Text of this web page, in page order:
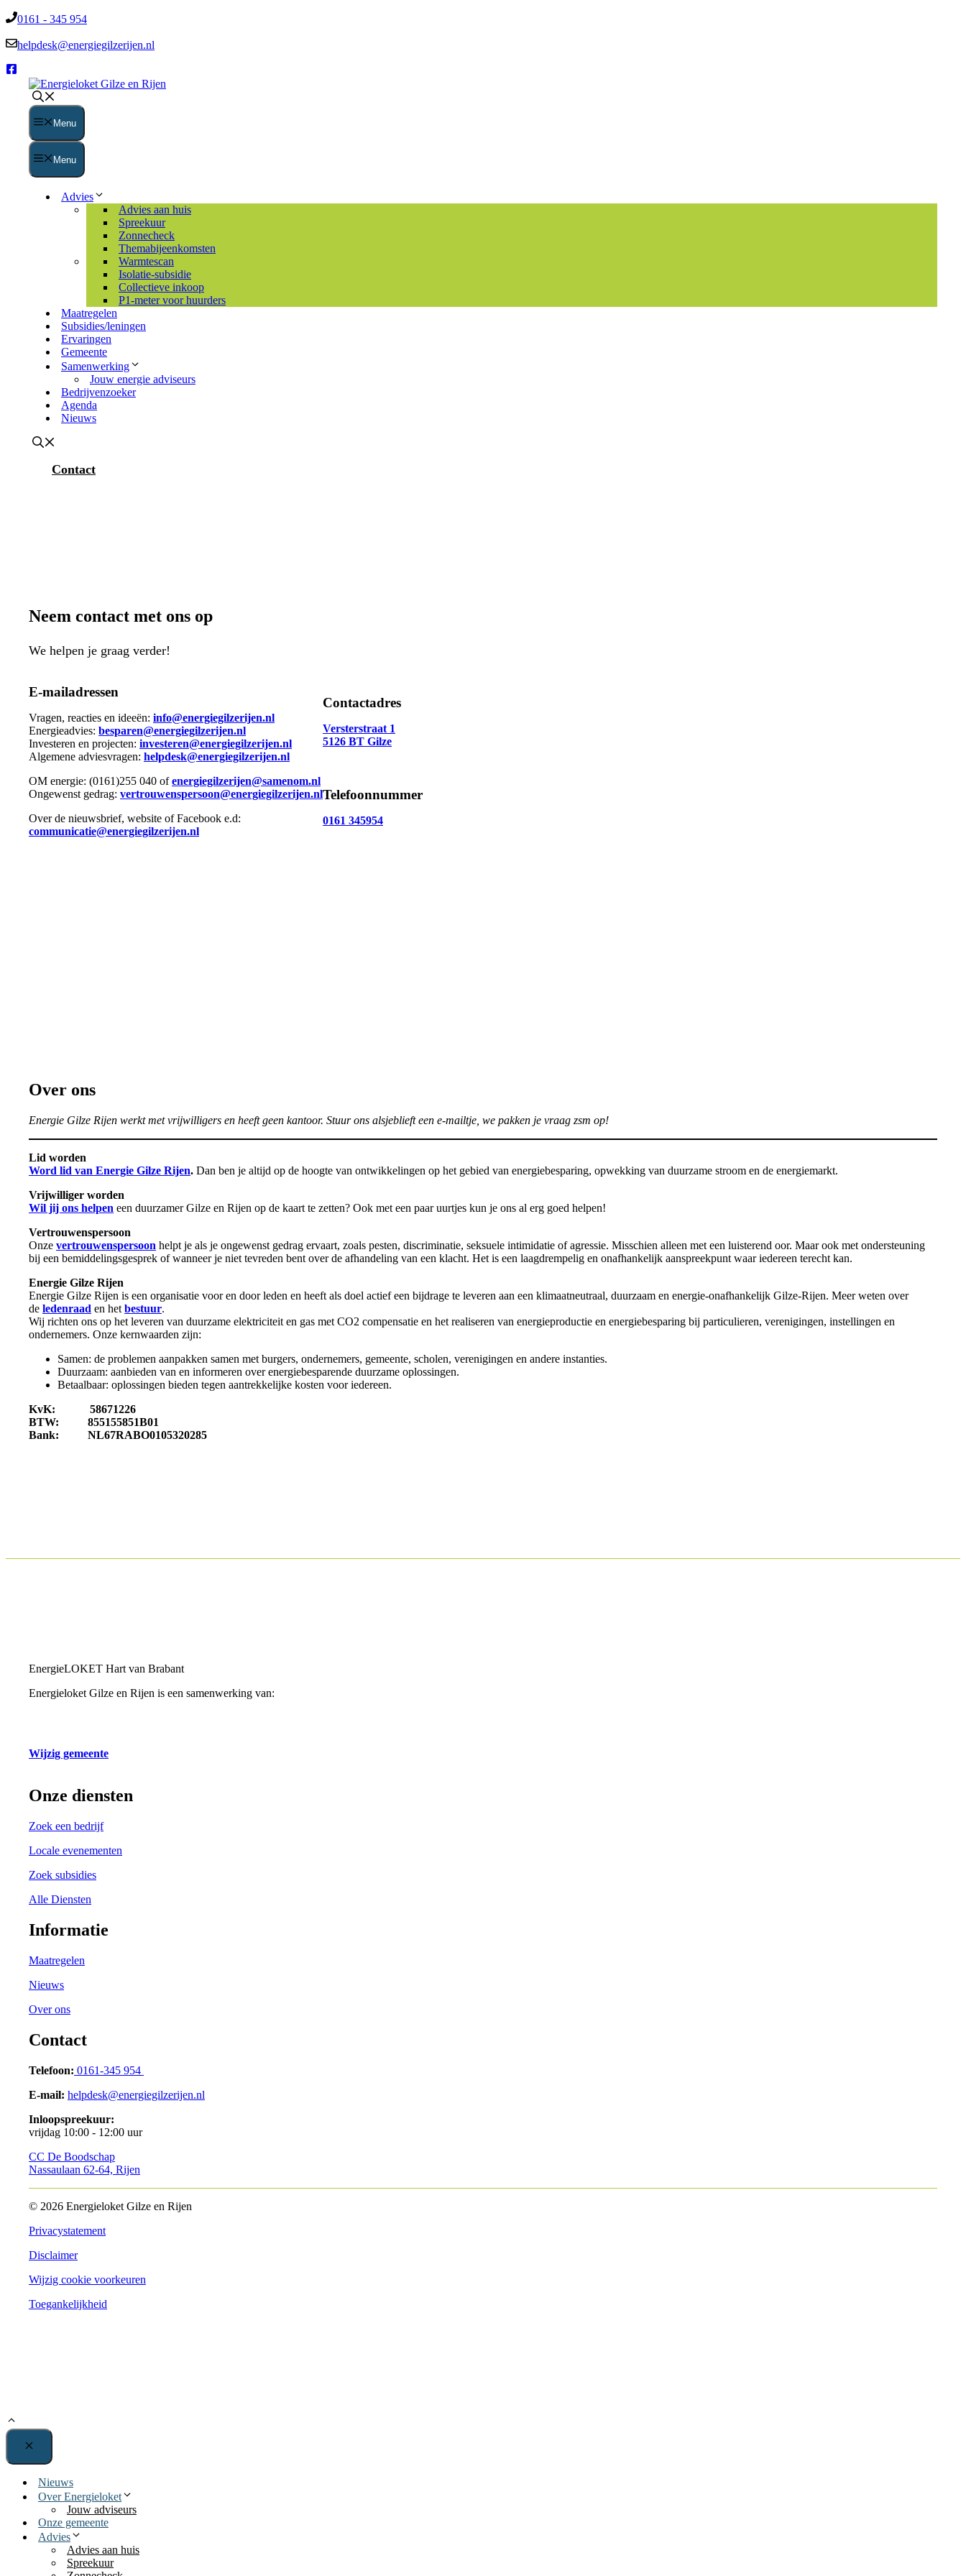
Ga
navigatie
Naar
springen
0161 - 345 954
helpdesk@energiegilzerijen.nl
Menu
Menu
Advies
Advies aan huis
Spreekuur
Zonnecheck
Themabijeenkomsten
Warmtescan
Isolatie-subsidie
Collectieve inkoop
P1-meter voor huurders
Maatregelen
Subsidies/leningen
Ervaringen
Gemeente
Samenwerking
Jouw energie adviseurs
Bedrijvenzoeker
Agenda
Nieuws
Contact
Neem contact met ons op
We helpen je graag verder!
E-mailadressen
Vragen, reacties en ideeën: info@energiegilzerijen.nl
Energieadvies: besparen@energiegilzerijen.nl
Investeren en projecten: investeren@energiegilzerijen.nl
Algemene adviesvragen: helpdesk@energiegilzerijen.nl
OM energie: (0161)255 040 ofenergiegilzerijen@samenom.nl
Ongewenst gedrag: vertrouwenspersoon@energiegilzerijen.nl
Over de nieuwsbrief, website of Facebook e.d:
communicatie@energiegilzerijen.nl
Contactadres
Versterstraat 1
5126 BT Gilze
Telefoonnummer
0161 345954
Over ons
Energie Gilze Rijen werkt met vrijwilligers en heeft geen kantoor. Stuur ons alsjeblieft een e-mailtje, we pakken je vraag zsm op!
Lid worden
Word lid van Energie Gilze Rijen. Dan ben je altijd op de hoogte van ontwikkelingen op het gebied van energiebesparing, opwekking van duurzame stroom en de energiemarkt.
Vrijwilliger worden
Wil jij ons helpen een duurzamer Gilze en Rijen op de kaart te zetten? Ook met een paar uurtjes kun je ons al erg goed helpen!
Vertrouwenspersoon
Onze vertrouwenspersoon helpt je als je ongewenst gedrag ervaart, zoals pesten, discriminatie, seksuele intimidatie of agressie. Misschien alleen met een luisterend oor. Maar ook met ondersteuning
bij een bemiddelingsgesprek of wanneer je niet tevreden bent over de afhandeling van een klacht. Het is een laagdrempelig en onafhankelijk aanspreekpunt waar iedereen terecht kan.
Energie Gilze Rijen
Energie Gilze Rijen is een organisatie voor en door leden en heeft als doel actief een bijdrage te leveren aan een klimaatneutraal, duurzaam en energie-onafhankelijk Gilze-Rijen. Meer weten over
de ledenraad en het bestuur.
Wij richten ons op het leveren van duurzame elektriciteit en gas met CO2 compensatie en het realiseren van energieproductie en energiebesparing bij particulieren, verenigingen, instellingen en
ondernemers. Onze kernwaarden zijn:
Samen: de problemen aanpakken samen met burgers, ondernemers, gemeente, scholen, verenigingen en andere instanties.
Duurzaam: aanbieden van en informeren over energiebesparende duurzame oplossingen.
Betaalbaar: oplossingen bieden tegen aantrekkelijke kosten voor iedereen.
KvK: 58671226
BTW: 855155851B01
Bank: NL67RABO0105320285
EnergieLOKET Hart van Brabant
Energieloket Gilze en Rijen is een samenwerking van:
Wijzig gemeente
Onze diensten
Zoek een bedrijf
Locale evenementen
Zoek subsidies
Alle Diensten
Informatie
Maatregelen
Nieuws
Over ons
Contact
Telefoon: 0161-345 954
E-mail: helpdesk@energiegilzerijen.nl
Inloopspreekuur:
vrijdag 10:00 - 12:00 uur
CC De Boodschap
Nassaulaan 62-64, Rijen
© 2026 Energieloket Gilze en Rijen
Privacystatement
Disclaimer
Wijzig cookie voorkeuren
Toegankelijkheid
Sluiten
Nieuws
Over Energieloket
Jouw adviseurs
Onze gemeente
Advies
Advies aan huis
Spreekuur